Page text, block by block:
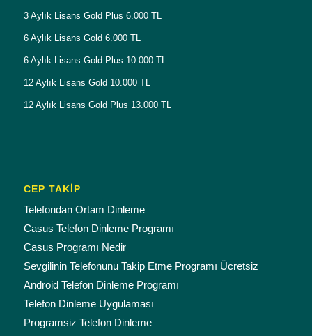
3 Aylık Lisans Gold Plus 6.000 TL
6 Aylık Lisans Gold 6.000 TL
6 Aylık Lisans Gold Plus 10.000 TL
12 Aylık Lisans Gold 10.000 TL
12 Aylık Lisans Gold Plus 13.000 TL
CEP TAKİP
Telefondan Ortam Dinleme
Casus Telefon Dinleme Programı
Casus Programı Nedir
Sevgilinin Telefonunu Takip Etme Programı Ücretsiz
Android Telefon Dinleme Programı
Telefon Dinleme Uygulaması
Programsiz Telefon Dinleme